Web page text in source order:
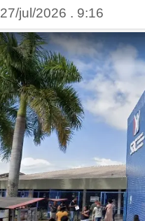
27/jul/2026 . 9:16